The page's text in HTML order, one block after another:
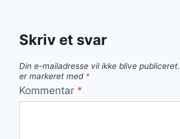
Skriv et svar
Din e-mailadresse vil ikke blive publiceret.
er markeret med *
Kommentar *